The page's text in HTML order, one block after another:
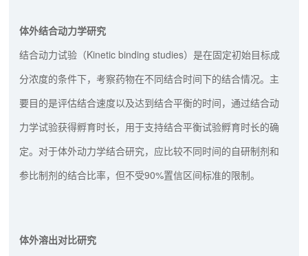
体外结合动力学研究
结合动力试验（Kinetic binding studies）是在固定初始目标成
分浓度的条件下，考察药物在不同结合时间下的结合情况。主
要目的是评估结合速度以及达到结合平衡的时间，通过结合动
力学试验获得孵育时长，用于支持结合平衡试验孵育时长的确
定。对于体外动力学结合研究，应比较不同时间的自研制剂和
参比制剂的结合比率，但不受90%置信区间标准的限制。
体外溶出对比研究